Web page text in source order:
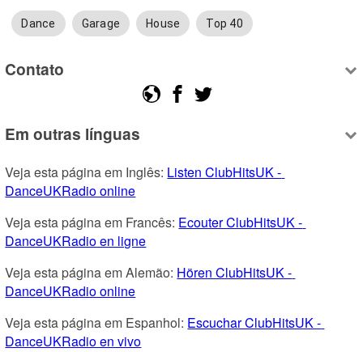
Dance Garage House Top 40
Contato
Em outras línguas
Veja esta página em Inglês: Listen ClubHitsUK -
DanceUKRadio online
Veja esta página em Francês: Ecouter ClubHitsUK -
DanceUKRadio en ligne
Veja esta página em Alemão: Hören ClubHitsUK -
DanceUKRadio online
Veja esta página em Espanhol: Escuchar ClubHitsUK -
DanceUKRadio en vivo